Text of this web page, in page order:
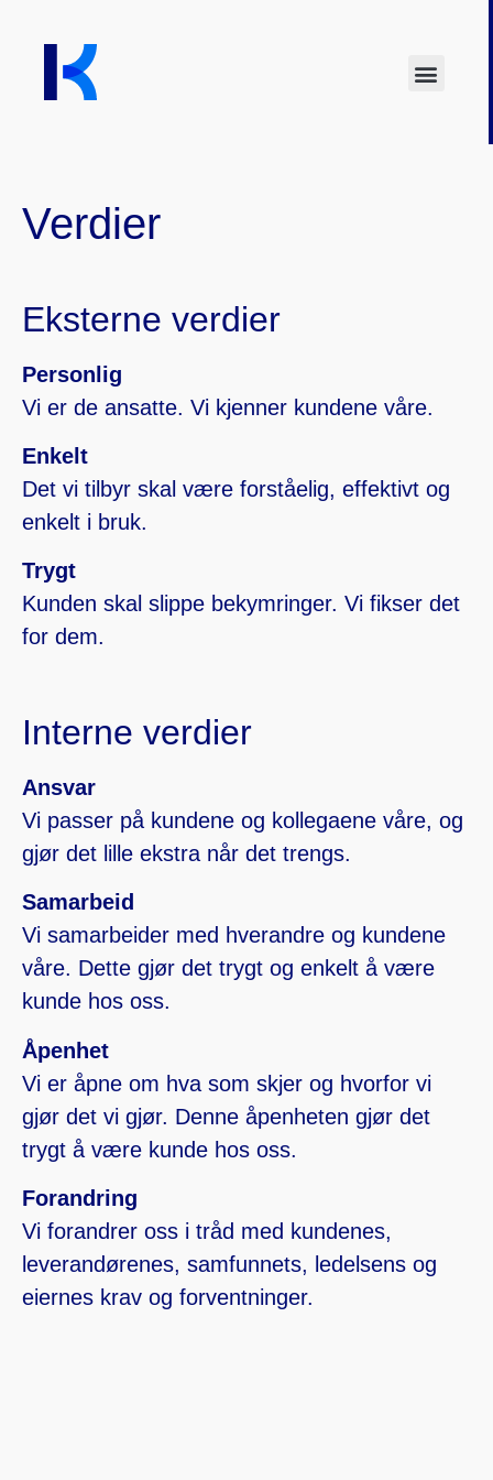
Verdier
Eksterne verdier
Personlig
Vi er de ansatte. Vi kjenner kundene våre.
Enkelt
Det vi tilbyr skal være forståelig, effektivt og
enkelt i bruk.
Trygt
Kunden skal slippe bekymringer. Vi fikser det
for dem.
Interne verdier
Ansvar
Vi passer på kundene og kollegaene våre, og
gjør det lille ekstra når det trengs.
Samarbeid
Vi samarbeider med hverandre og kundene
våre. Dette gjør det trygt og enkelt å være
kunde hos oss.
Åpenhet
Vi er åpne om hva som skjer og hvorfor vi
gjør det vi gjør. Denne åpenheten gjør det
trygt å være kunde hos oss.
Forandring
Vi forandrer oss i tråd med kundenes,
leverandørenes, samfunnets, ledelsens og
eiernes krav og forventninger.